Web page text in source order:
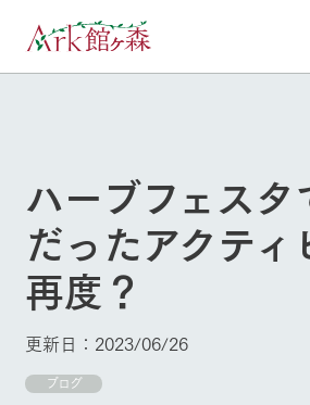
牧場へ行
く
よく見られている情報
今日の牧
本日の営業時間
や牧場の天気、
イベ
ホーム
Ark館ヶ森について
牧場に行く
ハーブフェス
だったアクテ
再度？
更新日：2023/06/26
ブログ